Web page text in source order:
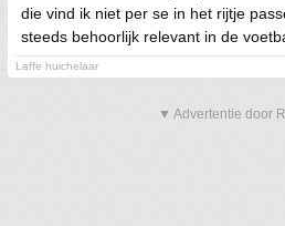
die vind ik niet per se in het rijtje
steeds behoorlijk relevant in de
Laffe huichelaar
▼ Advertentie door